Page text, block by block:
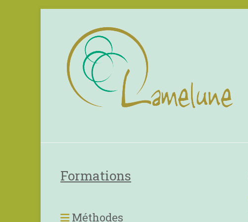
Formations
Méthodes